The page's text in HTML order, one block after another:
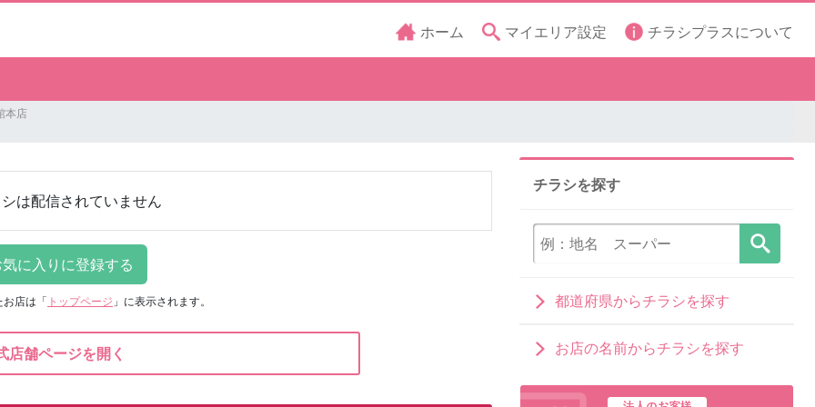
ホーム マイエリア設定 チラシプラスについて
本店
は配信されていません
お店は 「 トップページ 」に表示されます。
店舗ページを開く
チラシを探す
都道府県からチラシを探す
お店の名前からチラシを探す